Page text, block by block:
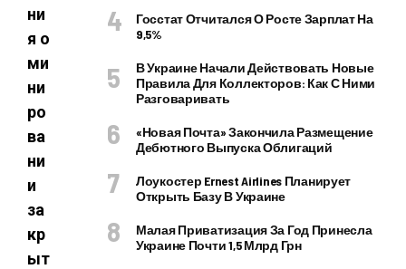
ни
я о
ми
ни
ро
ва
ни
и
за
кр
ыт
Госстат Отчитался О Росте Зарплат На
9,5%
В Украине Начали Действовать Новые
Правила Для Коллекторов: Как С Ними
Разговаривать
«Новая Почта» Закончила Размещение
Дебютного Выпуска Облигаций
Лоукостер Ernest Airlines Планирует
Открыть Базу В Украине
Малая Приватизация За Год Принесла
Украине Почти 1,5 Млрд Грн